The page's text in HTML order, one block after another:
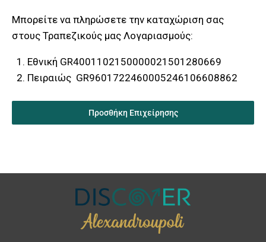
Μπορείτε να πληρώσετε την καταχώριση σας
στους Τραπεζικούς μας Λογαριασμούς:
Εθνική GR4001102150000021501280669
Πειραιώς GR9601722460005246106608862
Προσθήκη Επιχείρησης